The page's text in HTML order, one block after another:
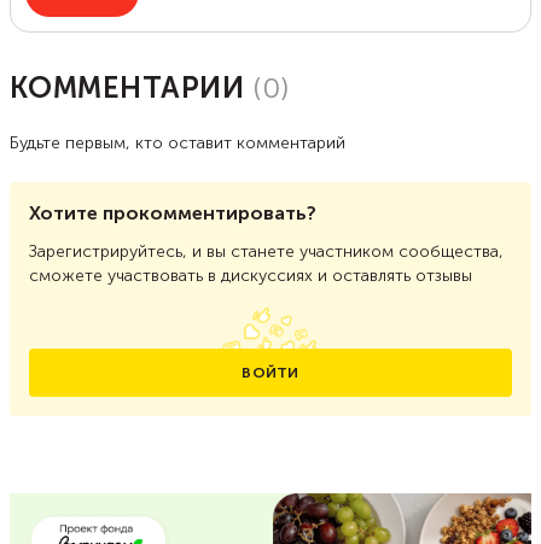
КОММЕНТАРИИ (0)
Будьте первым, кто оставит комментарий
Хотите прокомментировать?
Зарегистрируйтесь, и вы станете участником сообщества,
сможете участвовать в дискуссиях и оставлять отзывы
ВОЙТИ